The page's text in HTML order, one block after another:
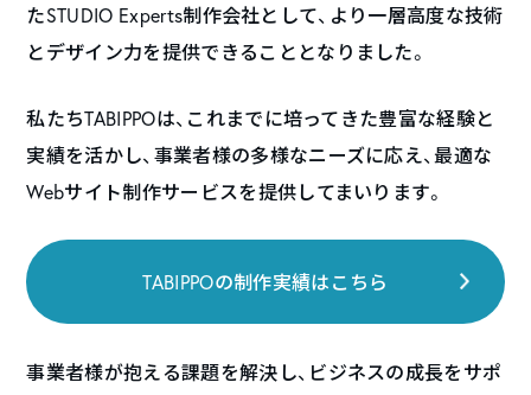
たSTUDIO Experts制作会社として、より一層高度な技術
とデザイン力を提供できることとなりました。
私たちTABIPPOは、これまでに培ってきた豊富な経験と
実績を活かし、事業者様の多様なニーズに応え、最適な
Webサイト制作サービスを提供してまいります。
TABIPPOの制作実績はこちら
事業者様が抱える課題を解決し、ビジネスの成長をサポ